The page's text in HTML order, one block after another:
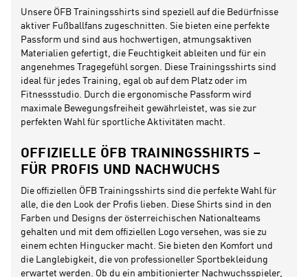
Unsere ÖFB Trainingsshirts sind speziell auf die Bedürfnisse
aktiver Fußballfans zugeschnitten. Sie bieten eine perfekte
Passform und sind aus hochwertigen, atmungsaktiven
Materialien gefertigt, die Feuchtigkeit ableiten und für ein
angenehmes Tragegefühl sorgen. Diese Trainingsshirts sind
ideal für jedes Training, egal ob auf dem Platz oder im
Fitnessstudio. Durch die ergonomische Passform wird
maximale Bewegungsfreiheit gewährleistet, was sie zur
perfekten Wahl für sportliche Aktivitäten macht.
OFFIZIELLE ÖFB TRAININGSSHIRTS –
FÜR PROFIS UND NACHWUCHS
Die offiziellen ÖFB Trainingsshirts sind die perfekte Wahl für
alle, die den Look der Profis lieben. Diese Shirts sind in den
Farben und Designs der österreichischen Nationalteams
gehalten und mit dem offiziellen Logo versehen, was sie zu
einem echten Hingucker macht. Sie bieten den Komfort und
die Langlebigkeit, die von professioneller Sportbekleidung
erwartet werden. Ob du ein ambitionierter Nachwuchsspieler,